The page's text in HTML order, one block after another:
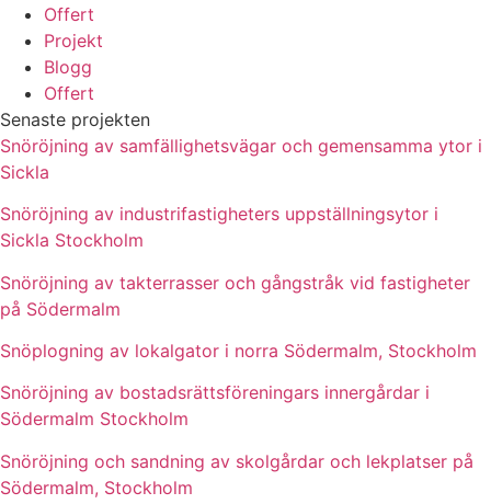
Offert
Projekt
Blogg
Offert
Senaste projekten
Snöröjning av samfällighetsvägar och gemensamma ytor i
Sickla
Snöröjning av industrifastigheters uppställningsytor i
Sickla Stockholm
Snöröjning av takterrasser och gångstråk vid fastigheter
på Södermalm
Snöplogning av lokalgator i norra Södermalm, Stockholm
Snöröjning av bostadsrättsföreningars innergårdar i
Södermalm Stockholm
Snöröjning och sandning av skolgårdar och lekplatser på
Södermalm, Stockholm